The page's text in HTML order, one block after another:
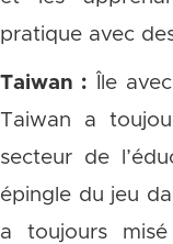
pratique avec
Taiwan : Île
Taiwan a
secteur de
épingle du jeu
a toujours